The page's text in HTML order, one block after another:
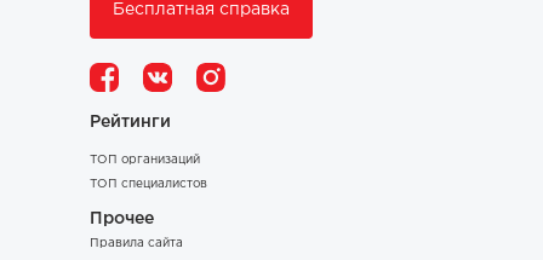
Бесплатная справка
Рейтинги
ТОП организаций
ТОП специалистов
Прочее
Правила сайта